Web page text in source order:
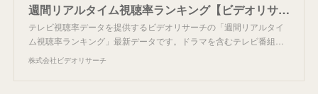
週間リアルタイム視聴率ランキング【ビデオリサーチ調べ】
テレビ視聴率データを提供するビデオリサーチの「週間リアルタイ
ム視聴率ランキング」最新データです。ドラマを含むテレビ番組…
株式会社ビデオリサーチ